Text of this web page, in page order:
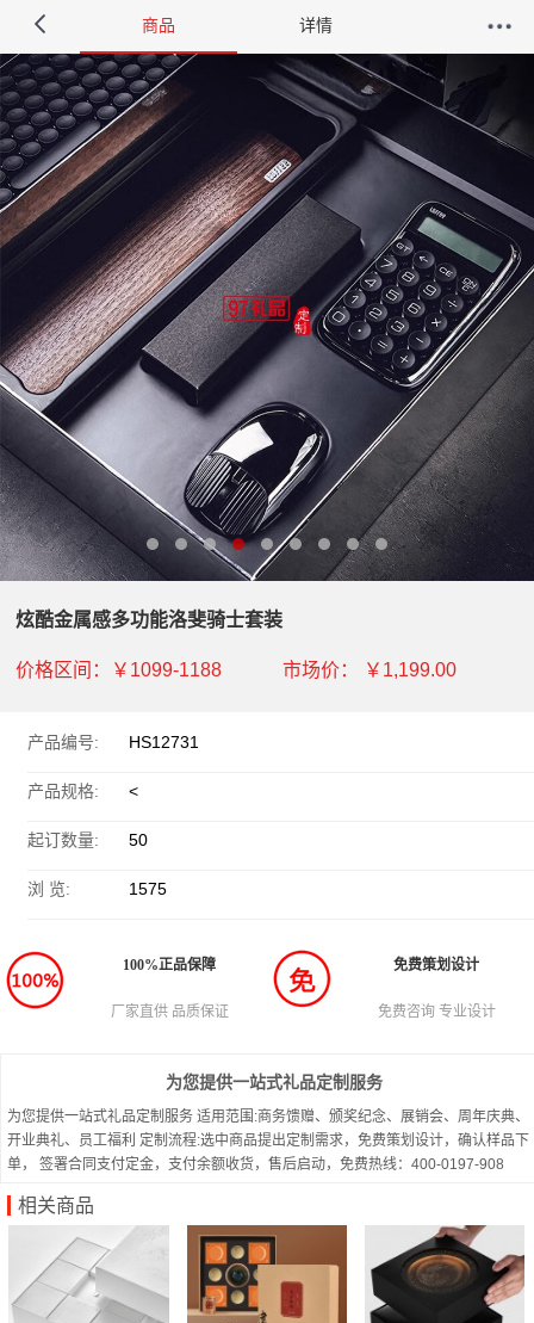
商品 详情
炫酷金属感多功能洛斐骑士套装
价格区间： ￥1099-1188 市场价： ￥1,199.00
产品编号: HS12731
产品规格: <
起订数量: 50
浏 览: 1575
100%正品保障
厂家直供 品质保证
免费策划设计
免费咨询 专业设计
为您提供一站式礼品定制服务
为您提供一站式礼品定制服务 适用范围:商务馈赠、颁奖纪念、展销会、周年庆典、
开业典礼、员工福利 定制流程:选中商品提出定制需求，免费策划设计，确认样品下
单， 签署合同支付定金，支付余额收货，售后启动，免费热线：400-0197-908
相关商品